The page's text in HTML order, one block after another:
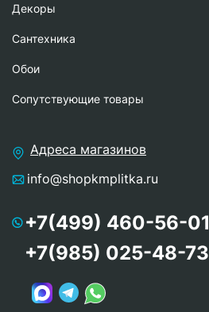
Декоры
Сантехника
Обои
Сопутствующие товары
Адреса магазинов
info@shopkmplitka.ru
+7(499) 460-56-01
+7(985) 025-48-73